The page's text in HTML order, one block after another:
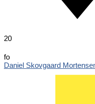
20
fo
Daniel Skovgaard